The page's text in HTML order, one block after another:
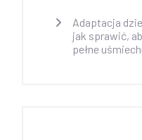
Adaptacja
jak sprawić,
pełne